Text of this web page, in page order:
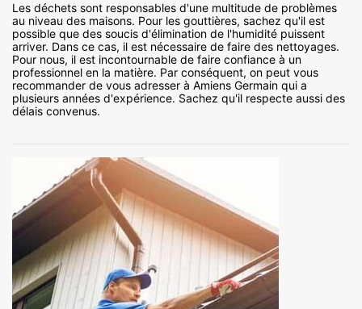
Les déchets sont responsables d'une multitude de problèmes
au niveau des maisons. Pour les gouttières, sachez qu'il est
possible que des soucis d'élimination de l'humidité puissent
arriver. Dans ce cas, il est nécessaire de faire des nettoyages.
Pour nous, il est incontournable de faire confiance à un
professionnel en la matière. Par conséquent, on peut vous
recommander de vous adresser à Amiens Germain qui a
plusieurs années d'expérience. Sachez qu'il respecte aussi des
délais convenus.